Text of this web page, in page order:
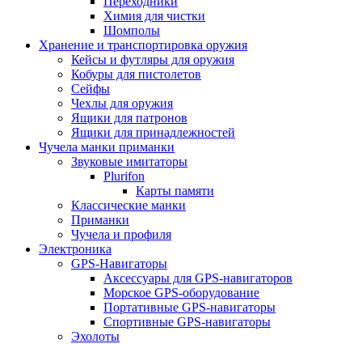
Химия для чистки
Шомполы
Хранение и транспортировка оружия
Кейсы и футляры для оружия
Кобуры для пистолетов
Сейфы
Чехлы для оружия
Ящики для патронов
Ящики для принадлежностей
Чучела манки приманки
Звуковые имитаторы
Plurifon
Карты памяти
Классические манки
Приманки
Чучела и профиля
Электроника
GPS-Навигаторы
Аксессуары для GPS-навигаторов
Морское GPS-оборудование
Портативные GPS-навигаторы
Спортивные GPS-навигаторы
Эхолоты